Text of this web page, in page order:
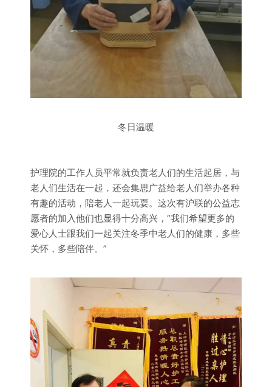
冬日温暖
护理院的工作人员平常就负责老人们的生活起居，与
老人们生活在一起，还会集思广益给老人们举办各种
有趣的活动，陪老人一起玩耍。这次有沪联的公益志
愿者的加入他们也显得十分高兴，“我们希望更多的
爱心人士跟我们一起关注冬季中老人们的健康，多些
关怀，多些陪伴。”